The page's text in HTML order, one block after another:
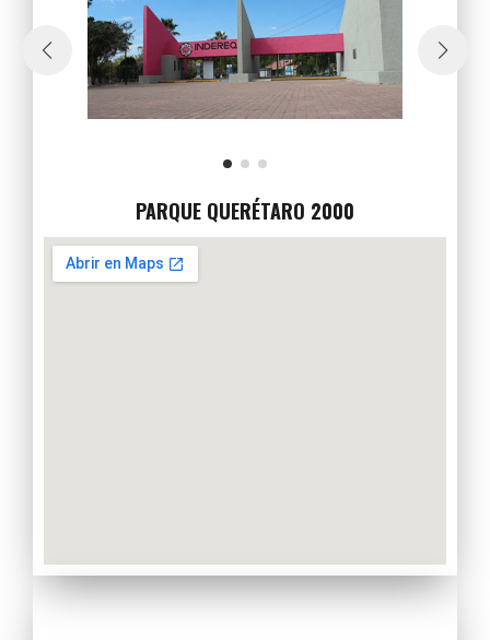
PARQUE QUERÉTARO 2000